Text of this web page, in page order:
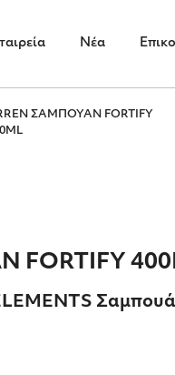
Νέα
ΣΑΜΠΟΥΑΝ FORTIFY
FORTIFY